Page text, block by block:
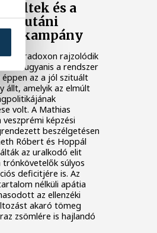
jelöltek és a
utáni
kampány
paradoxon rajzolódik
ugyanis a rendszer
éppen az a jól szituált
állt, amelyik az elmúlt
volt. A Mathias
veszprémi képzési
beszélgetésen
Róbert és Hoppál
az uralkodó elit
súlyos
deficitjére is. Az
nélküli apátia
az ellenzéki
akaró tömeg
zsömlére is hajlandó